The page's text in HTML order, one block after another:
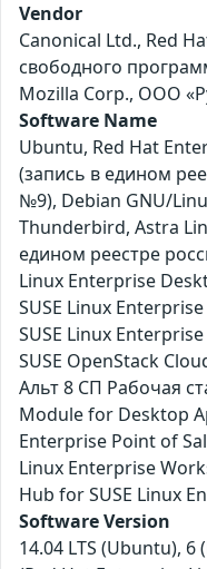
Vendor
Canonical Ltd., Red
свободного
Mozilla Corp., ООО
Software Name
Ubuntu, Red Hat
(запись в едином
№9), Debian GNU/
Thunderbird, Astra
едином реестре
Linux Enterprise
SUSE Linux
SUSE Linux
SUSE OpenStack
Альт 8 СП Рабочая
Module for Desktop
Enterprise Point of
Linux Enterprise
Hub for SUSE Linux
Software Version
14.04 LTS (Ubuntu),